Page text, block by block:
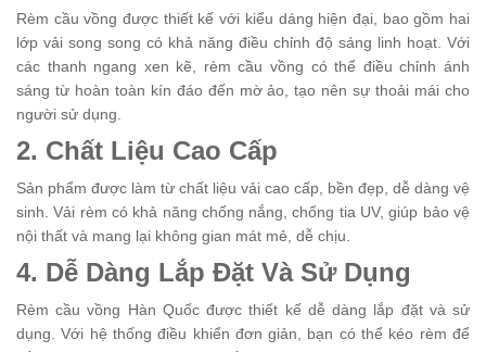
Rèm cầu vồng được thiết kế với kiểu dáng hiện đại, bao gồm hai
lớp vải song song có khả năng điều chỉnh độ sáng linh hoạt. Với
các thanh ngang xen kẽ, rèm cầu vồng có thể điều chỉnh ánh
sáng từ hoàn toàn kín đáo đến mờ ảo, tạo nên sự thoải mái cho
người sử dụng.
2. Chất Liệu Cao Cấp
Sản phẩm được làm từ chất liệu vải cao cấp, bền đẹp, dễ dàng vệ
sinh. Vải rèm có khả năng chống nắng, chống tia UV, giúp bảo vệ
nội thất và mang lại không gian mát mẻ, dễ chịu.
4. Dễ Dàng Lắp Đặt Và Sử Dụng
Rèm cầu vồng Hàn Quốc được thiết kế dễ dàng lắp đặt và sử
dụng. Với hệ thống điều khiển đơn giản, bạn có thể kéo rèm để